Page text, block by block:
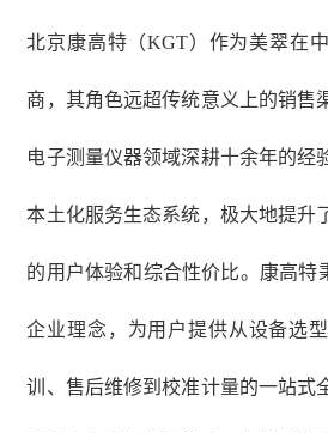
北京康高特（KGT）作为美翠在
商，其角色远超传统意义上的销售
电子测量仪器领域深耕十余年的经
本土化服务生态系统，极大地提升
的用户体验和综合性价比。康高特
企业理念，为用户提供从设备选
训、售后维修到校准计量的一站式